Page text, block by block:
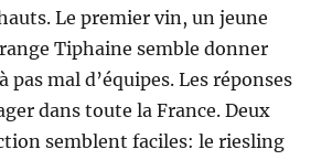
Le premier vin, un jeune
Tiphaine semble donner
pas mal d’équipes. Les réponses
dans toute la France. Deux
semblent faciles: le riesling